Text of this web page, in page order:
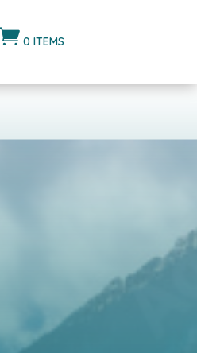
 0 ITEMS